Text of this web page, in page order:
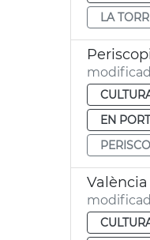
LA
EN